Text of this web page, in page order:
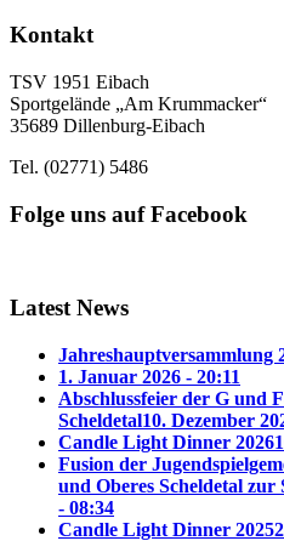
Kontakt
TSV 1951 Eibach
Sportgelände „Am Krummacker“
35689 Dillenburg-Eibach
Tel. (02771) 5486
Folge uns auf Facebook
Latest News
Jahreshauptversammlung
1. Januar 2026 - 20:11
Abschlussfeier der G und
Scheldetal10. Dezember
Candle Light Dinner 2026
Fusion der
und Oberes Scheldetal zur
- 08:34
Candle Light Dinner 2025